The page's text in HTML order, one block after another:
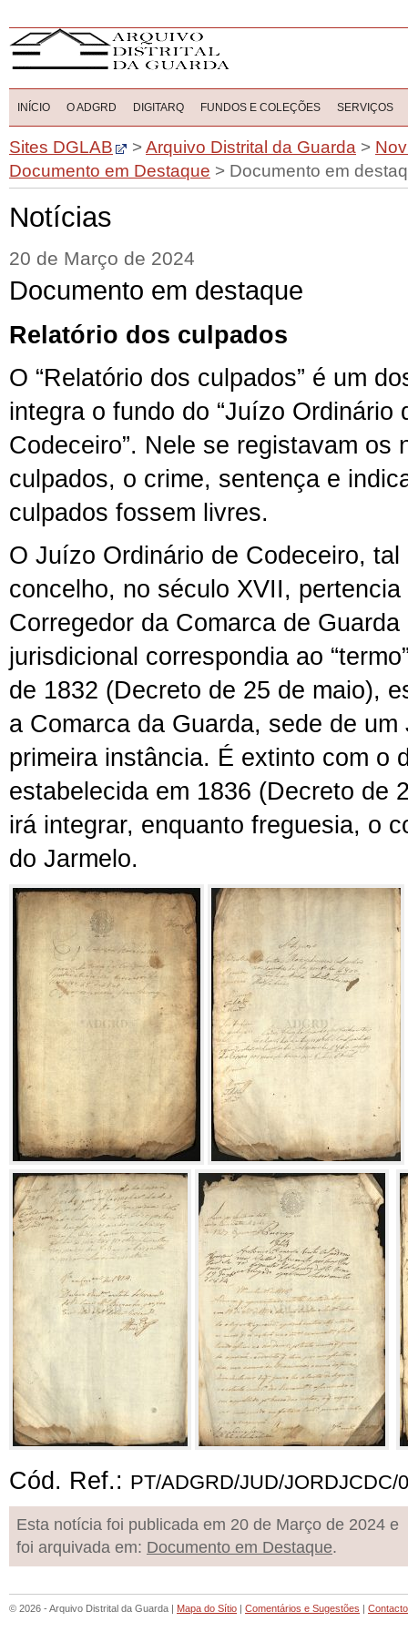
INÍCIO O ADGRD DIGITARQ FUNDOS E COLEÇÕES SERVIÇOS
Sites DGLAB >Arquivo Distrital da Guarda >
Documento em Destaque > Documento em
Notícias
20 de Março de 2024
Documento em destaque
Relatório dos culpados
O “Relatório dos culpados” é um
integra o fundo do “Juízo Ordinário
Codeceiro”. Nele se registavam os
culpados, o crime, sentença e
culpados fossem livres.
O Juízo Ordinário de Codeceiro, tal
concelho, no século XVII,
Corregedor da Comarca de
jurisdicional correspondia ao
de 1832 (Decreto de 25 de maio),
a Comarca da Guarda, sede de
primeira instância. É extinto com o
estabelecida em 1836 (Decreto de
irá integrar, enquanto freguesia, o
do Jarmelo.
Cód. Ref.: PT/ADGRD/JUD/JORDJCDC/
Esta notícia foi publicada em 20 de Março de 2024 e
foi arquivada em: Documento em Destaque.
© 2026 - Arquivo Distrital da Guarda | Mapa do Sítio | Comentários e Sugestões |